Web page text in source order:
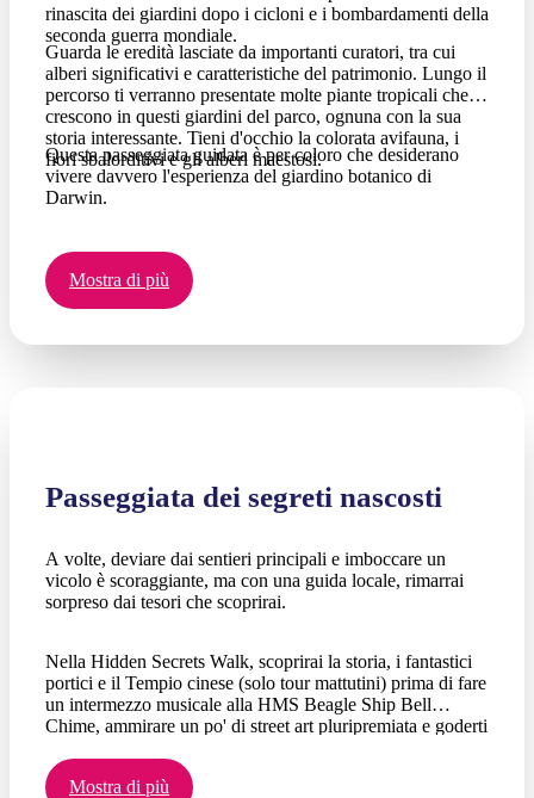
rinascita dei giardini dopo i cicloni e i bombardamenti della
seconda guerra mondiale.
Guarda le eredità lasciate da importanti curatori, tra cui
alberi significativi e caratteristiche del patrimonio. Lungo il
percorso ti verranno presentate molte piante tropicali che
crescono in questi giardini del parco, ognuna con la sua
storia interessante. Tieni d'occhio la colorata avifauna, i
fiori sbalorditivi e gli alberi maestosi.
Questa passeggiata guidata è per coloro che desiderano
vivere davvero l'esperienza del giardino botanico di
Darwin.
Mostra di più
Passeggiata dei segreti nascosti
A volte, deviare dai sentieri principali e imboccare un
vicolo è scoraggiante, ma con una guida locale, rimarrai
sorpreso dai tesori che scoprirai.
Nella Hidden Secrets Walk, scoprirai la storia, i fantastici
portici e il Tempio cinese (solo tour mattutini) prima di fare
un intermezzo musicale alla HMS Beagle Ship Bell
Chime, ammirare un po' di street art pluripremiata e goderti
Mostra di più